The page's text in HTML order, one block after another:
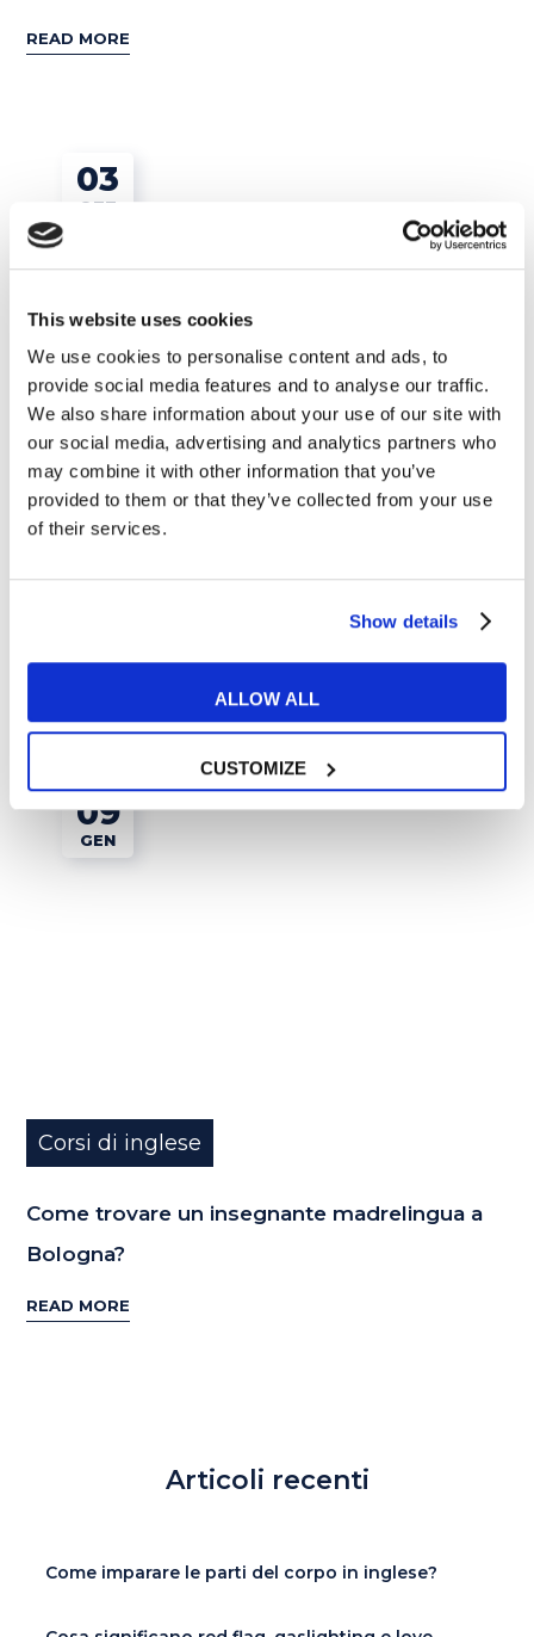
This website uses cookies
We use cookies to personalise content and ads, to
provide social media features and to analyse our traffic.
We also share information about your use of our site with
our social media, advertising and analytics partners who
may combine it with other information that you’ve
provided to them or that they’ve collected from your use
of their services.
Show details
ALLOW ALL
CUSTOMIZE
READ MORE
03
OTT
Corsi di inglese
Corsi di inglese a Torino per studenti: guida
READ MORE
09
GEN
Corsi di inglese
Come trovare un insegnante madrelingua a
Bologna?
READ MORE
Articoli recenti
Come imparare le parti del corpo in inglese?